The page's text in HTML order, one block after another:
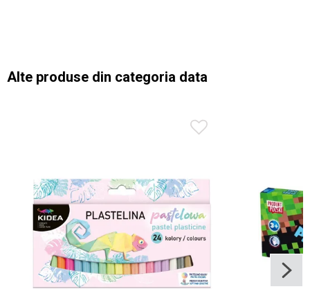
Alte produse din categoria data